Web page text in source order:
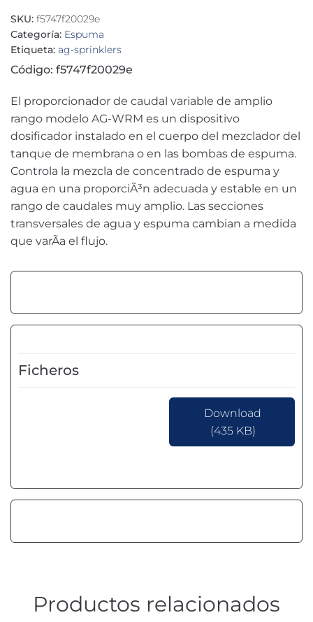
SKU: f5747f20029e
Categoría: Espuma
Etiqueta: ag-sprinklers
Código: f5747f20029e
El proporcionador de caudal variable de amplio
rango modelo AG-WRM es un dispositivo
dosificador instalado en el cuerpo del mezclador del
tanque de membrana o en las bombas de espuma.
Controla la mezcla de concentrado de espuma y
agua en una proporciÃ³n adecuada y estable en un
rango de caudales muy amplio. Las secciones
transversales de agua y espuma cambian a medida
que varÃ­a el flujo.
Ficheros
Download
(435 KB)
Productos relacionados